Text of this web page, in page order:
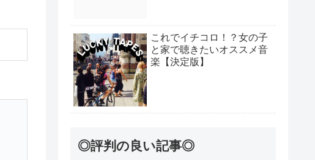
これでイチコロ！？女の子
と家で聴きたいオススメ音
楽【決定版】
◎評判の良い記事◎